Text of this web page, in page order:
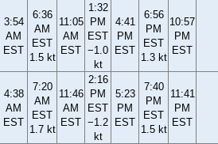
3:54
AM
EST
6:36
AM
EST
1.5 kt
11:05
AM
EST
1:32
PM
EST
−1.0
kt
4:41
PM
EST
6:56
PM
EST
1.3 kt
10:57
PM
EST
4:38
AM
EST
7:20
AM
EST
1.7 kt
11:46
AM
EST
2:16
PM
EST
−1.2
kt
5:23
PM
EST
7:40
PM
EST
1.5 kt
11:41
PM
EST